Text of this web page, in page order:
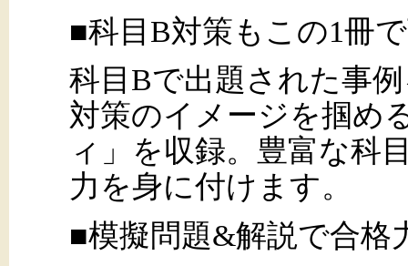
■科目B対策もこの1冊
科目Bで出題された事
対策のイメージを掴め
ィ」を収録。豊富な科
力を身に付けます。
■模擬問題&解説で合格